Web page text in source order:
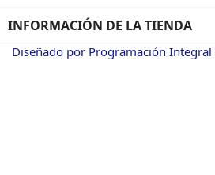
INFORMACIÓN DE LA TIENDA
Diseñado por Programación Integral